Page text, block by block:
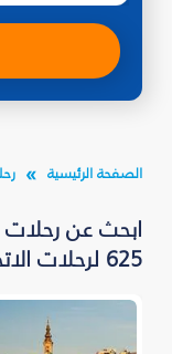
الصفحة الرئيسية
625 لرحلات الاتجاه الواحد